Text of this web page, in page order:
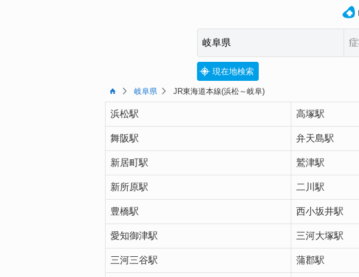
現在地検索
岐阜県 JR東海道本線(浜松～岐阜)
浜松駅 高塚駅
舞阪駅 弁天島駅
新居町駅 鷲津駅
新所原駅 二川駅
豊橋駅 西小坂井駅
愛知御津駅 三河大塚駅
三河三谷駅 蒲郡駅